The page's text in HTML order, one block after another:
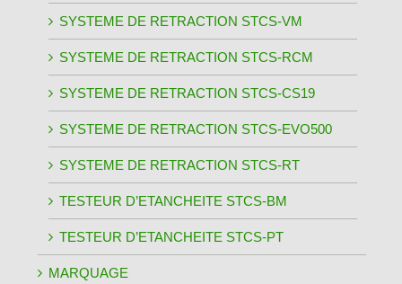
SYSTEME DE RETRACTION STCS-VM
SYSTEME DE RETRACTION STCS-RCM
SYSTEME DE RETRACTION STCS-CS19
SYSTEME DE RETRACTION STCS-EVO500
SYSTEME DE RETRACTION STCS-RT
TESTEUR D’ETANCHEITE STCS-BM
TESTEUR D’ETANCHEITE STCS-PT
MARQUAGE